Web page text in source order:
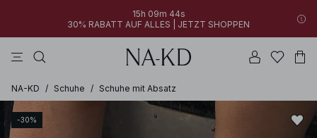
15h 09m 44s
30% RABATT AUF ALLES | JETZT SHOPPEN
NA-KD / Schuhe / Schuhe mit Absatz
-30%